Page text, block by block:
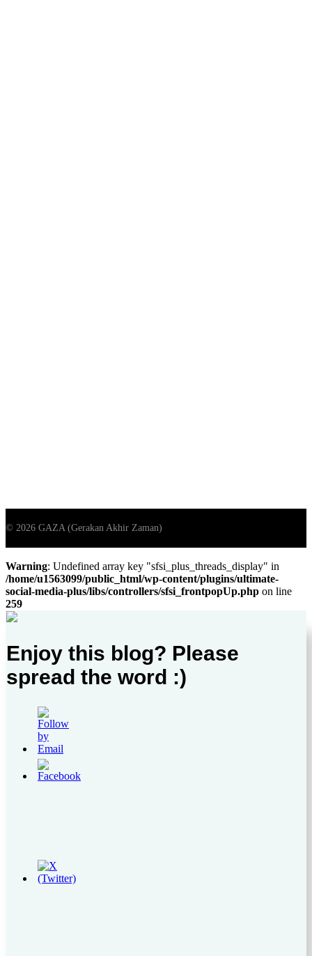
Warning: Undefined array key "sfsi_plus_threads_display" in
/home/u1563099/public_html/wp-content/plugins/ultimate-
social-media-plus/libs/controllers/sfsi_frontpopUp.php on line
259
Enjoy this blog? Please
spread the word :)